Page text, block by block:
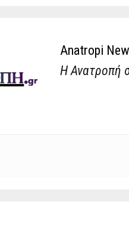
Anatropi
Η Ανατροπή